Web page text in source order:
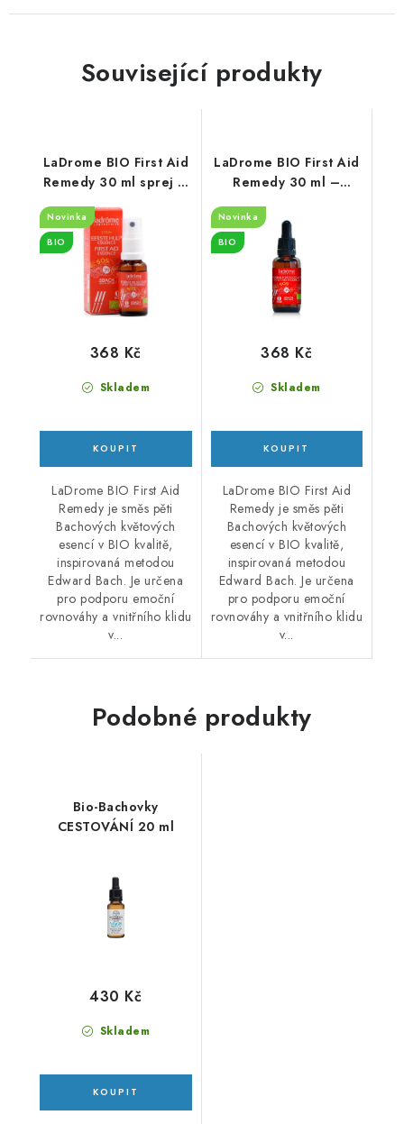
Související produkty
LaDrome BIO First Aid
Remedy 30 ml sprej –
Bachovy esence |
prodejna Praha 1
Novinka
BIO
Skladem
368 Kč
LaDrome BIO First Aid
Remedy je směs pěti
Bachových květových
esencí v BIO kvalitě,
inspirovaná metodou
Edward Bach. Je určena
pro podporu emoční
rovnováhy a vnitřního klidu
v...
LaDrome BIO First Aid
Remedy 30 ml –
Bachovy esence |
prodejna Praha 1
Novinka
BIO
Skladem
368 Kč
LaDrome BIO First Aid
Remedy je směs pěti
Bachových květových
esencí v BIO kvalitě,
inspirovaná metodou
Edward Bach. Je určena
pro podporu emoční
rovnováhy a vnitřního klidu
v...
Podobné produkty
Bio-Bachovky
CESTOVÁNÍ 20 ml
Skladem
430 Kč